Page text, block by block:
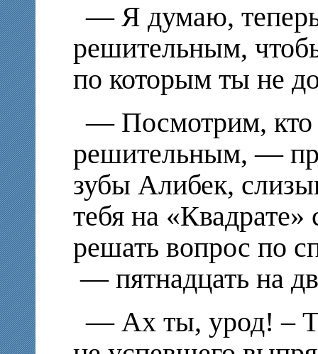
— Я думаю,
решительным,
по которым ты не
— Посмотрим, кто
решительным, —
зубы Алибек,
тебя на «Квадрате»
решать вопрос по
— пятнадцать на
— Ах ты, урод! –